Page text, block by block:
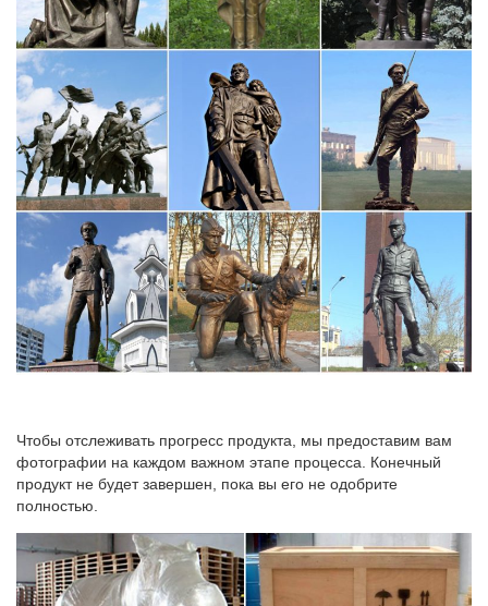
Чтобы отслеживать прогресс продукта, мы предоставим вам
фотографии на каждом важном этапе процесса. Конечный
продукт не будет завершен, пока вы его не одобрите
полностью.